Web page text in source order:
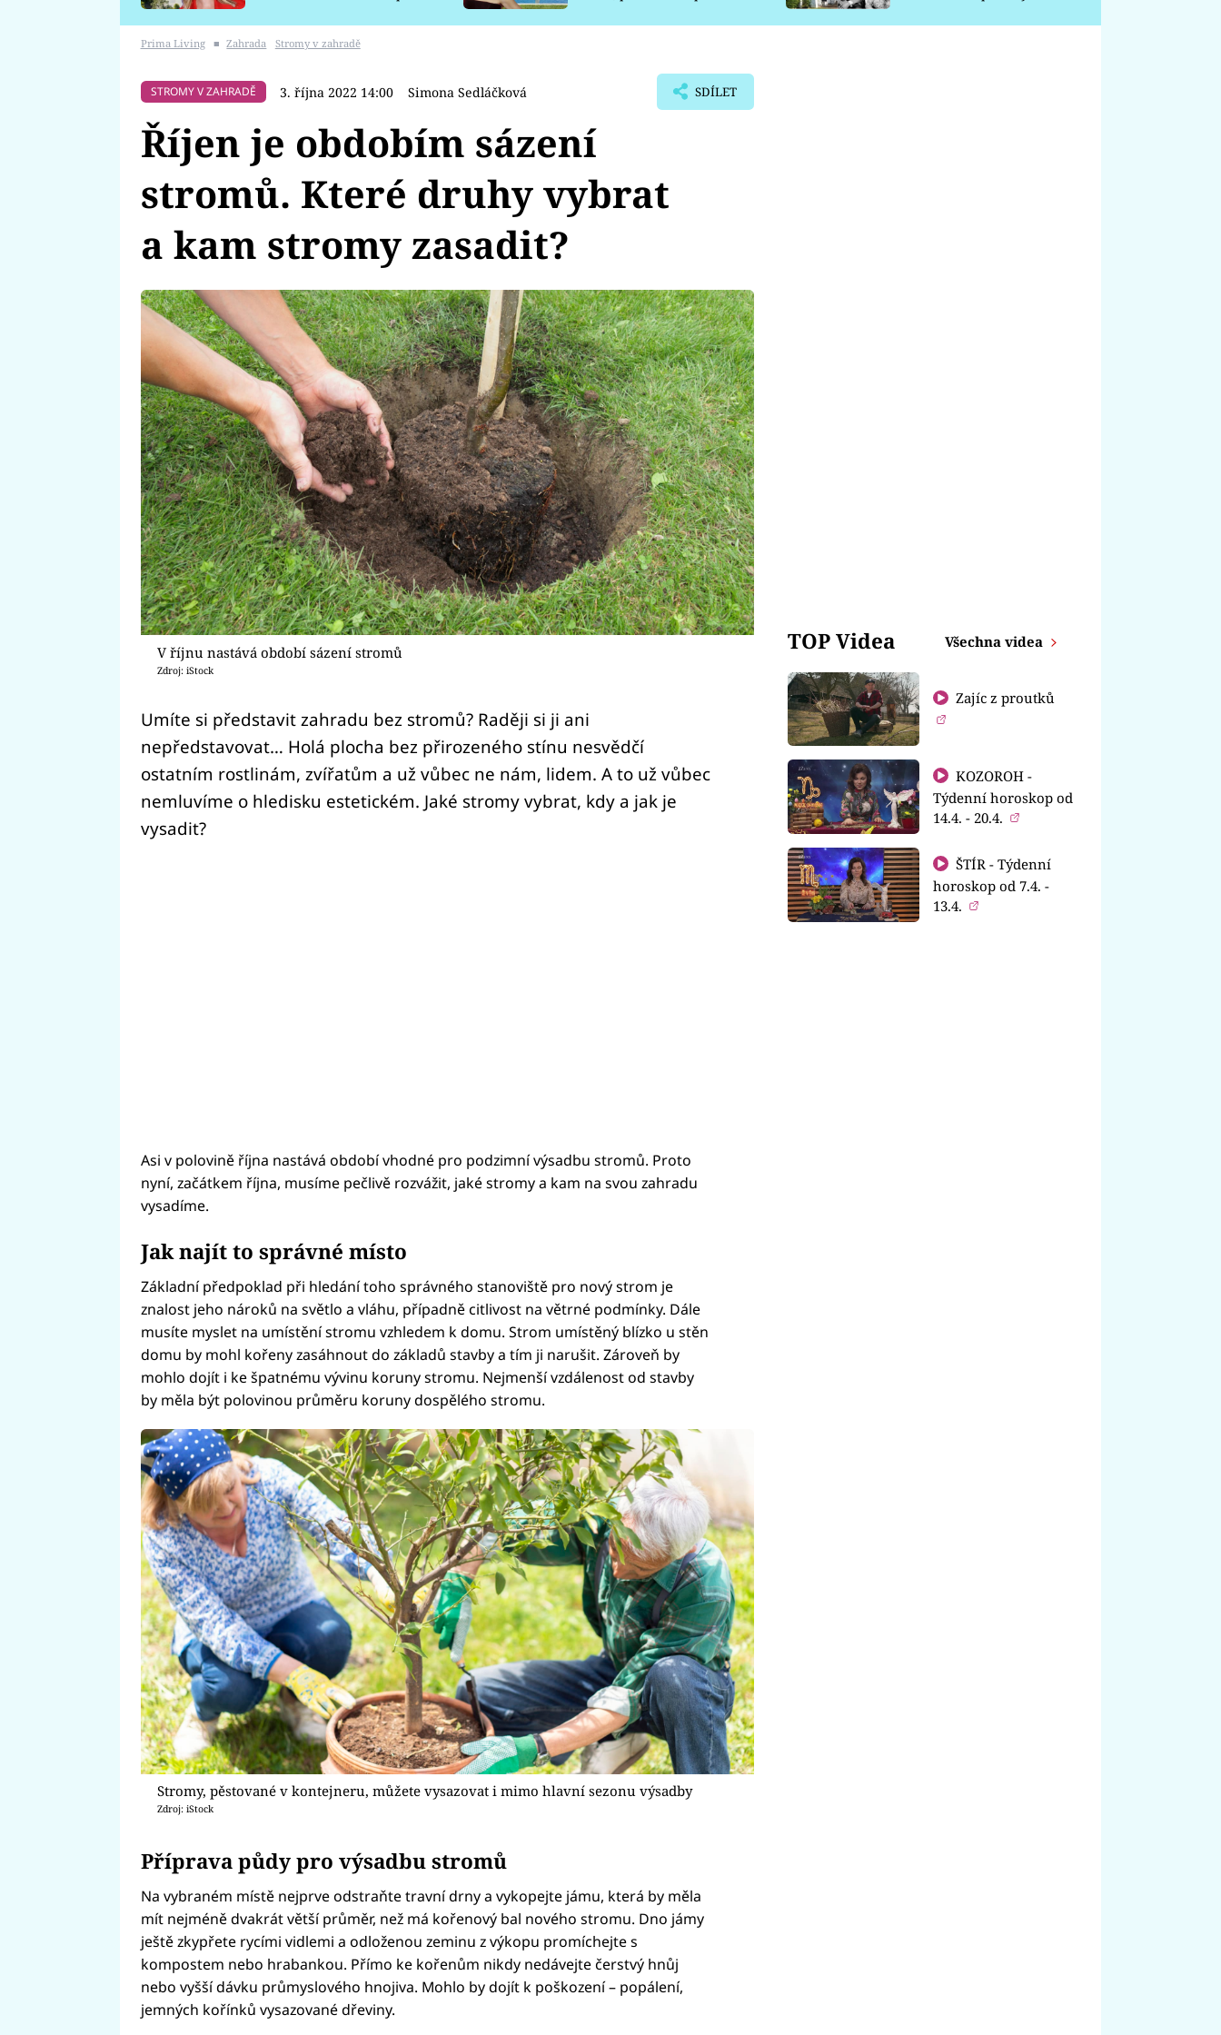
Prima Living ■ Zahrada Stromy v zahradě
STROMY V ZAHRADĚ 3. října 2022 14:00 Simona Sedláčková SDÍLET
Říjen je obdobím sázení
stromů. Které druhy vybrat
a kam stromy zasadit?
V říjnu nastává období sázení stromů
Zdroj: iStock
Umíte si představit zahradu bez stromů? Raději si ji ani
nepředstavovat… Holá plocha bez přirozeného stínu nesvědčí
ostatním rostlinám, zvířatům a už vůbec ne nám, lidem. A to už vůbec
nemluvíme o hledisku estetickém. Jaké stromy vybrat, kdy a jak je
vysadit?
Asi v polovině října nastává období vhodné pro podzimní výsadbu stromů. Proto
nyní, začátkem října, musíme pečlivě rozvážit, jaké stromy a kam na svou zahradu
vysadíme.
Jak najít to správné místo
Základní předpoklad při hledání toho správného stanoviště pro nový strom je
znalost jeho nároků na světlo a vláhu, případně citlivost na větrné podmínky. Dále
musíte myslet na umístění stromu vzhledem k domu. Strom umístěný blízko u stěn
domu by mohl kořeny zasáhnout do základů stavby a tím ji narušit. Zároveň by
mohlo dojít i ke špatnému vývinu koruny stromu. Nejmenší vzdálenost od stavby
by měla být polovinou průměru koruny dospělého stromu.
Stromy, pěstované v kontejneru, můžete vysazovat i mimo hlavní sezonu výsadby
Zdroj: iStock
Příprava půdy pro výsadbu stromů
Na vybraném místě nejprve odstraňte travní drny a vykopejte jámu, která by měla
mít nejméně dvakrát větší průměr, než má kořenový bal nového stromu. Dno jámy
ještě zkypřete rycími vidlemi a odloženou zeminu z výkopu promíchejte s
kompostem nebo hrabankou. Přímo ke kořenům nikdy nedávejte čerstvý hnůj
nebo vyšší dávku průmyslového hnojiva. Mohlo by dojít k poškození – popálení,
jemných kořínků vysazované dřeviny.
TOP Videa Všechna videa
Zajíc z proutků
KOZOROH -
Týdenní horoskop od
14.4. - 20.4.
ŠTÍR - Týdenní
horoskop od 7.4. -
13.4.